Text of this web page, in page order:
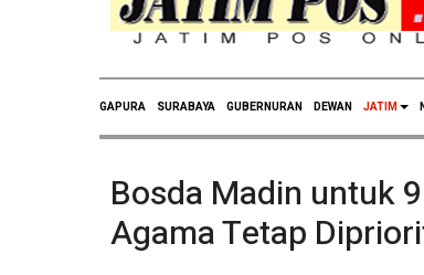
GAPURA SURABAYA GUBERNURAN DEWAN JATIM
Bosda Madin untuk
Agama Tetap